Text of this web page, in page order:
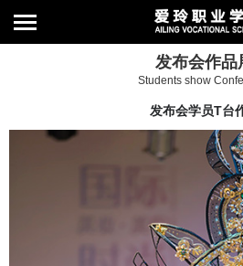
发布会作品
Students show
发布会学员T台